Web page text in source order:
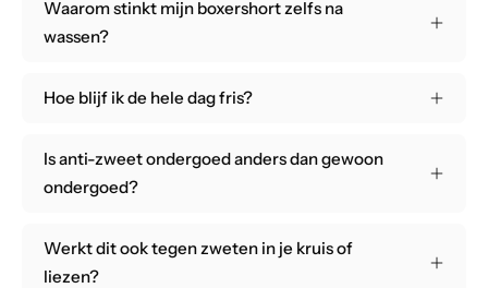
Waarom stinkt mijn boxershort zelfs na
wassen?
Hoe blijf ik de hele dag fris?
Is anti-zweet ondergoed anders dan gewoon
ondergoed?
Werkt dit ook tegen zweten in je kruis of
liezen?